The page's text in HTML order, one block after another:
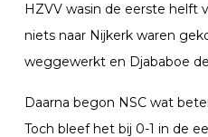
HZVV wasin de eerste helft
niets naar Nijkerk waren
weggewerkt en Djababoe
Daarna begon NSC wat
Toch bleef het bij 0-1 in de